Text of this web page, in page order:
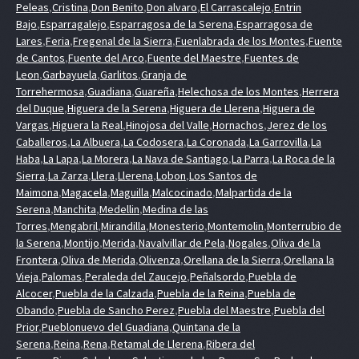
Peleas,Cristina,Don Benito,Don alvaro,El Carrascalejo,Entrin
Bajo,Esparragalejo,Esparragosa de la Serena,Esparragosa de
Lares,Feria,Fregenal de la Sierra,Fuenlabrada de los Montes,Fuente
de Cantos,Fuente del Arco,Fuente del Maestre,Fuentes de
Leon,Garbayuela,Garlitos,Granja de
Torrehermosa,Guadiana,Guareña,Helechosa de los Montes,Herrera
del Duque,Higuera de la Serena,Higuera de Llerena,Higuera de
Vargas,Higuera la Real,Hinojosa del Valle,Hornachos,Jerez de los
Caballeros,La Albuera,La Codosera,La Coronada,La Garrovilla,La
Haba,La Lapa,La Morera,La Nava de Santiago,La Parra,La Roca de la
Sierra,La Zarza,Llera,Llerena,Lobon,Los Santos de
Maimona,Magacela,Maguilla,Malcocinado,Malpartida de la
Serena,Manchita,Medellin,Medina de las
Torres,Mengabril,Mirandilla,Monesterio,Montemolin,Monterrubio de
la Serena,Montijo,Merida,Navalvillar de Pela,Nogales,Oliva de la
Frontera,Oliva de Merida,Olivenza,Orellana de la Sierra,Orellana la
Vieja,Palomas,Peraleda del Zaucejo,Peñalsordo,Puebla de
Alcocer,Puebla de la Calzada,Puebla de la Reina,Puebla de
Obando,Puebla de Sancho Perez,Puebla del Maestre,Puebla del
Prior,Pueblonuevo del Guadiana,Quintana de la
Serena,Reina,Rena,Retamal de Llerena,Ribera del